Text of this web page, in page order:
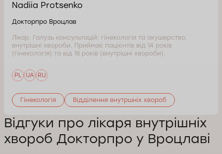
Nadiia Protsenko
Докторпро Вроцлав
Лікар. Галузь консультацій: гінекологія та акушерство,
внутрішні хвороби. Приймає пацієнтів від 14 років
(гінекологія) та від 18 років (внутрішні хвороби).
PL UA RU
Гінекологія Відділення внутршніх хвороб
Відгуки про лікаря внутрішніх
хвороб Докторпро у Вроцлаві